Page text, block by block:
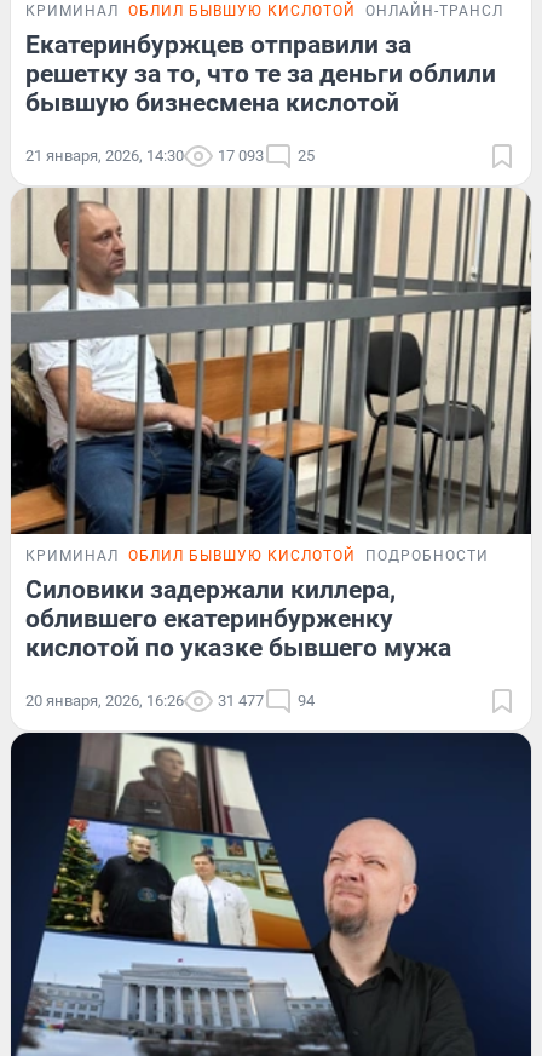
КРИМИНАЛ ОБЛИЛ БЫВШУЮ КИСЛОТОЙ ОНЛАЙН-
Екатеринбуржцев отправили за
решетку за то, что те за деньги облили
бывшую бизнесмена кислотой
21 января, 2026, 14:30 17 093 25
КРИМИНАЛ ОБЛИЛ БЫВШУЮ КИСЛОТОЙ ПОДРОБНОСТИ
Силовики задержали киллера,
облившего екатеринбурженку
кислотой по указке бывшего мужа
20 января, 2026, 16:26 31 477 94